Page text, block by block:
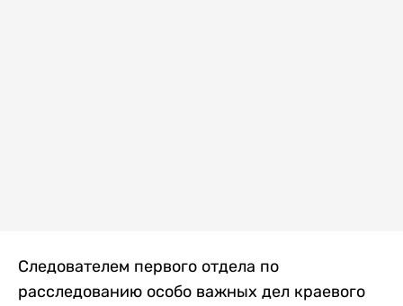
Следователем первого отдела по
расследованию особо важных дел краевого